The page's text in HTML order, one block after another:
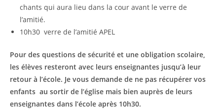
chants qui aura lieu dans la cour avant le verre de
l’amitié.
10h30 verre de l’amitié APEL
Pour des questions de sécurité et une obligation scolaire,
les élèves resteront avec leurs enseignantes jusqu’à leur
retour à l’école. Je vous demande de ne pas récupérer vos
enfants au sortir de l’église mais bien auprès de leurs
enseignantes dans l’école après 10h30.